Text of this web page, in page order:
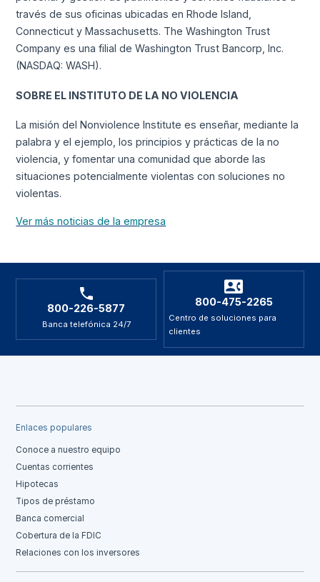
través de sus oficinas ubicadas en Rhode Island,
Connecticut y Massachusetts. The Washington Trust
Company es una filial de Washington Trust Bancorp, Inc.
(NASDAQ: WASH).
SOBRE EL INSTITUTO DE LA NO VIOLENCIA
La misión del Nonviolence Institute es enseñar, mediante la
palabra y el ejemplo, los principios y prácticas de la no
violencia, y fomentar una comunidad que aborde las
situaciones potencialmente violentas con soluciones no
violentas.
Ver más noticias de la empresa
800-226-5877
Banca telefónica 24/7
800-475-2265
Centro de soluciones para
clientes
Enlaces populares
Conoce a nuestro equipo
Cuentas corrientes
Hipotecas
Tipos de préstamo
Banca comercial
Cobertura de la FDIC
Relaciones con los inversores